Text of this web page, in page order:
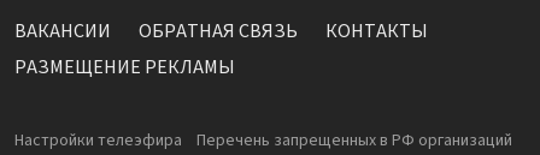
ВАКАНСИИ ОБРАТНАЯ СВЯЗЬ
КОНТАКТЫ
РАЗМЕЩЕНИЕ РЕКЛАМЫ
Настройки телеэфира
Перечень запрещенных в РФ организаций